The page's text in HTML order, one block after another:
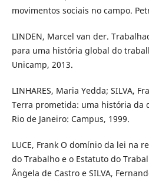
movimentos sociais no campo.
LINDEN, Marcel van der.
para uma história global do
Unicamp, 2013.
LINHARES, Maria Yedda; SILVA,
Terra prometida: uma história da
Rio de Janeiro: Campus, 1999.
LUCE, Frank O domínio da lei na
do Trabalho e o Estatuto do
Ângela de Castro e SILVA,